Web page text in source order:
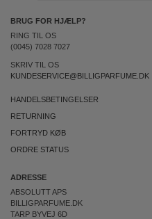
BRUG FOR HJÆLP?
RING TIL OS
(0045) 7028 7027
SKRIV TIL OS
KUNDESERVICE@BILLIGPARFUME.DK
HANDELSBETINGELSER
RETURNING
FORTRYD KØB
ORDRE STATUS
ADRESSE
ABSOLUTT APS
BILLIGPARFUME.DK
TARP BYVEJ 6D